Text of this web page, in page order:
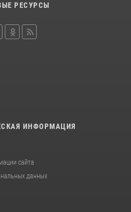
РЕСУРСЫ
ИНФОРМАЦИЯ
сайта
данных